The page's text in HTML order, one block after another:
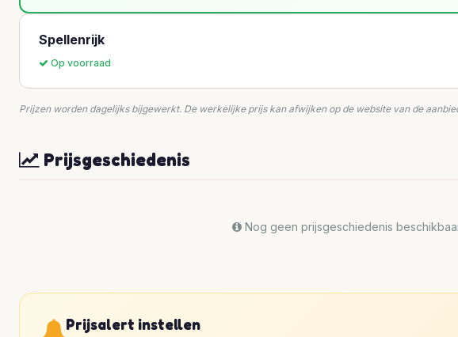
Spellenrijk
Op voorraad
Prijzen worden dagelijks bijgewerkt. De werkelijke prijs kan afwijken op de website van de
Prijsgeschiedenis
Nog geen prijsgeschiedenis
Prijsalert instellen